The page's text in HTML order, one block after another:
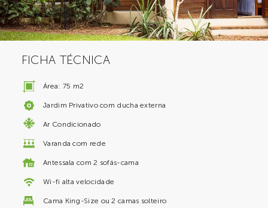
FICHA TÉCNICA
Área: 75 m2
Jardim Privativo com ducha externa
Ar Condicionado
Varanda com rede
Antessala com 2 sofás-cama
Wi-fi alta velocidade
Cama King-Size ou 2 camas solteiro